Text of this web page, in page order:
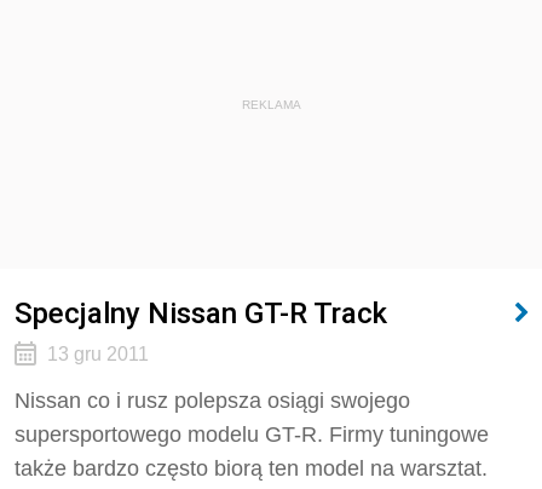
REKLAMA
Specjalny Nissan GT-R Track
13 gru 2011
Nissan co i rusz polepsza osiągi swojego
supersportowego modelu GT-R. Firmy tuningowe
także bardzo często biorą ten model na warsztat.